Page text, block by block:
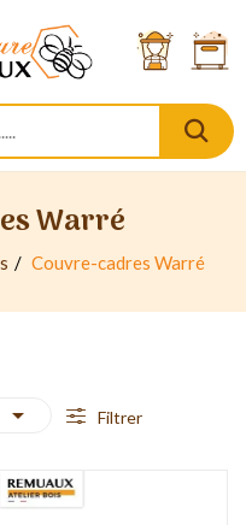
Warré
Couvre-cadres Warré
 Filtrer